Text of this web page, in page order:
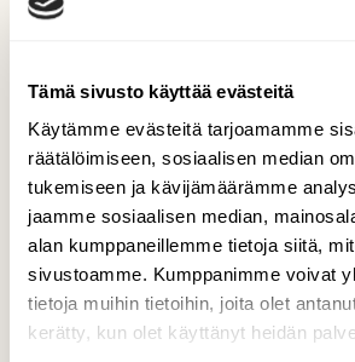
Tämä sivusto käyttää evästeitä
Käytämme evästeitä tarjoamamme
räätälöimiseen, sosiaalisen median
tukemiseen ja kävijämäärämme
jaamme sosiaalisen median,
alan kumppaneillemme tietoja siitä,
sivustoamme. Kumppanimme voivat
tietoja muihin tietoihin, joita olet
kerätty, kun olet käyttänyt heidän
Metsän
Ajattelin mennä katsomaan
laskeva aurinko näyttäisi
entisen kivimurskaamon
Suoraa aukkoa valolle ei
mutta säteet siivilöityivät
kuin metsä